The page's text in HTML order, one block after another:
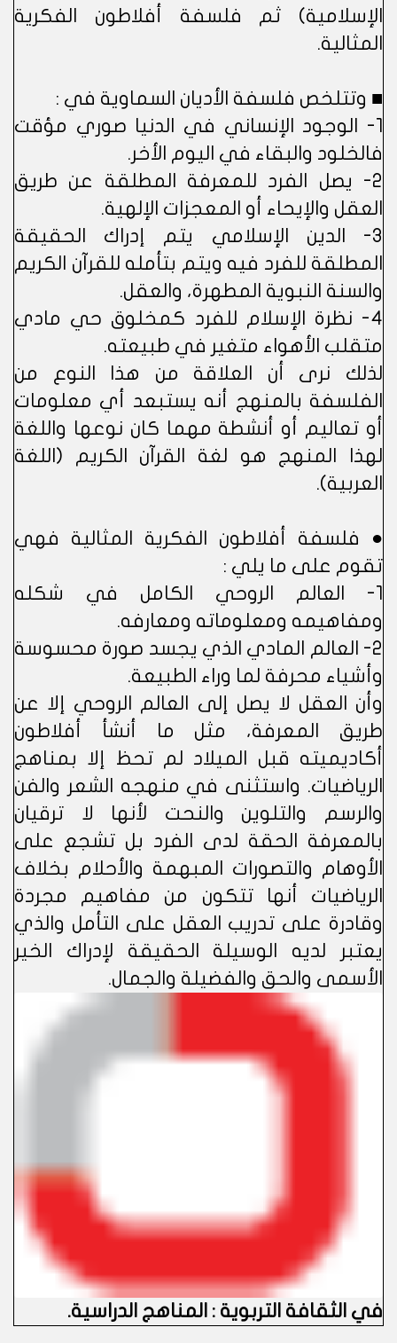
الإسلامية) ثم فلسفة أفلاطون الفكرية
المثالية.
■ وتتلخص فلسفة الأديان السماوية في :
1- الوجود الإنساني في الدنيا صوري مؤقت
فالخلود والبقاء في اليوم الأخر.
2- يصل الفرد للمعرفة المطلقة عن طريق
العقل والإيحاء أو المعجزات الإلهية.
3- الدين الإسلامي يتم إدراك الحقيقة
المطلقة للفرد فيه ويتم بتأمله للقرآن الكريم
والسنة النبوية المطهرة، والعقل.
4- نظرة الإسلام للفرد كمخلوق حي مادي
متقلب الأهواء متغير في طبيعته.
لذلك نرى أن العلاقة من هذا النوع من
الفلسفة بالمنهج أنه يستبعد أي معلومات
أو تعاليم أو أنشطة مهما كان نوعها واللغة
لهذا المنهج هو لغة القرآن الكريم (اللغة
العربية).
● فلسفة أفلاطون الفكرية المثالية فهي
تقوم على ما يلي :
1- العالم الروحي الكامل في شكله
ومفاهيمه ومعلوماته ومعارفه.
2- العالم المادي الذي يجسد صورة محسوسة
وأشياء محرفة لما وراء الطبيعة.
وأن العقل لا يصل إلى العالم الروحي إلا عن
طريق المعرفة، مثل ما أنشأ أفلاطون
أكاديميته قبل الميلاد لم تحظ إلا بمناهج
الرياضيات. واستثنى في منهجه الشعر والفن
والرسم والتلوين والنحت لأنها لا ترقيان
بالمعرفة الحقة لدى الفرد بل تشجع على
الأوهام والتصورات المبهمة والأحلام بخلاف
الرياضيات أنها تتكون من مفاهيم مجردة
وقادرة على تدريب العقل على التأمل والذي
يعتبر لديه الوسيلة الحقيقة لإدراك الخير
الأسمى والحق والفضيلة والجمال.
في الثقافة التربوية : المناهج الدراسية.